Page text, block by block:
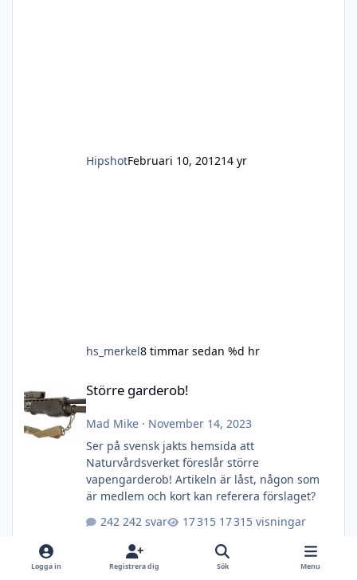
HipshotFebruari 10, 201214 yr
hs_merkel8 timmar sedan %d hr
Större garderob!
Mad Mike· November 14, 2023
Ser på svensk jakts hemsida att
Naturvårdsverket föreslår större
vapengarderob! Artikeln är låst, någon som
är medlem och kort kan referera förslaget?
242 svar
17 315 visningar
Logga in Registrera dig Sök Menu